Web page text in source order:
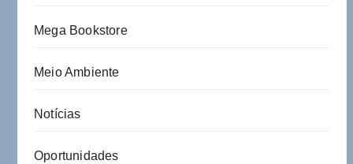
Mega Bookstore
Meio Ambiente
Notícias
Oportunidades